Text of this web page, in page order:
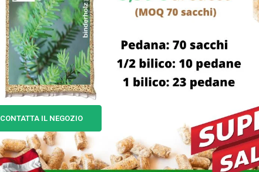
MOLA AFFILCATENE AF104
104×4,5 F.22,0 EXCEL 07310
AFFILACATENE
EXCEL
CONTATTA IL NEGOZIO